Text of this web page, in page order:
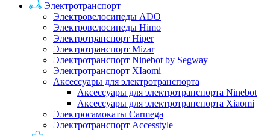
Электротранспорт
Электровелосипеды ADO
Электровелосипеды Himo
Электротранспорт Hiper
Электротранспорт Mizar
Электротранспорт Ninebot by Segway
Электротранспорт XIaomi
Аксессуары для электротранспорта
Аксессуары для электротранспорта Ninebot
Аксессуары для электротранспорта Xiaomi
Электросамокаты Carmega
Электротранспорт Accesstyle